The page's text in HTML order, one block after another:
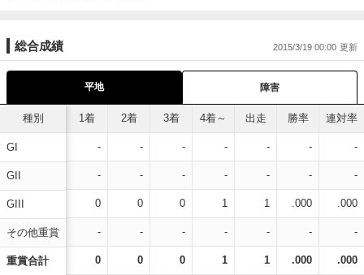
総合成績 2015/3/19 00:00
平地 障害
種別
GI
GII
GIII
その他重賞
重賞合計
1着 2着 3着 4着～ 出走 勝率 連対率
- - - - - - -
- - - - - - -
0 0 0 1 1 .000 .000
- - - - - - -
0 0 0 1 1 .000 .000